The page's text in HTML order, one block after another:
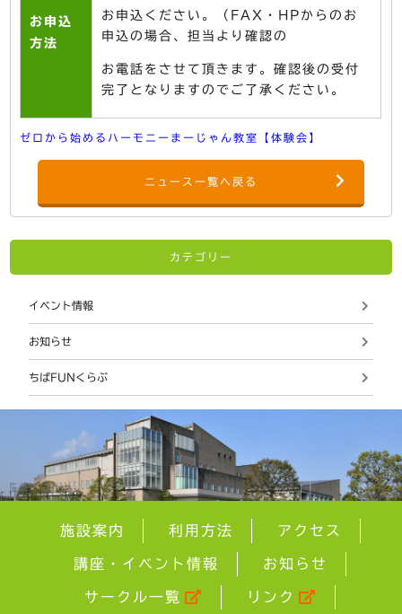
お申込
方法
お申込ください。（FAX・HPからのお
申込の場合、担当より確認の
お電話をさせて頂きます。確認後の受付
完了となりますのでご了承ください。
ゼロから始めるハーモニーまーじゃん教室【体験会】
ニュース一覧へ戻る
カテゴリー
イベント情報
お知らせ
ちばFUNくらぶ
施設案内 利用方法 アクセス
講座・イベント情報 お知らせ
サークル一覧 リンク